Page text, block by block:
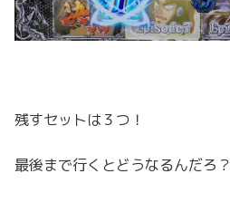
残すセットは３つ！
最後まで行くとどうなるんだろ？